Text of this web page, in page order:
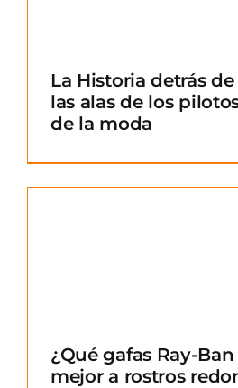
La Historia detrás
las alas de los
de la moda
¿Qué gafas Ray-
mejor a rostros